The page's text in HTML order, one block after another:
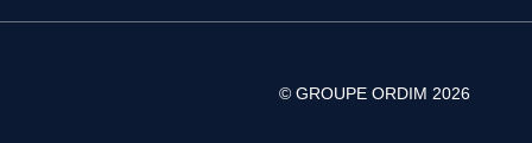
© GROUPE ORDIM 2026